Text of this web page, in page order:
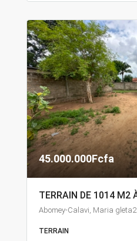
45.000.000Fcfa
Abomey-Calavi, Maria gleta2
TERRAIN